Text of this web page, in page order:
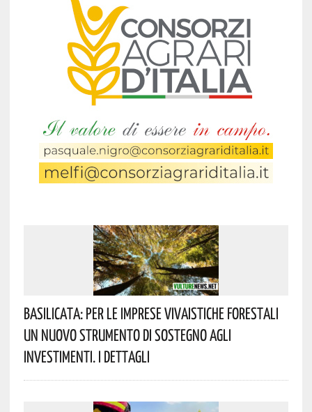
Basilicata: Per Le Imprese Vivaistiche Forestali
Un Nuovo Strumento Di Sostegno Agli
Investimenti. I Dettagli